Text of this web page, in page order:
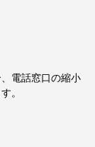
電話窓口の縮小
。